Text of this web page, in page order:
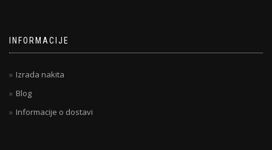
INFORMACIJE
Izrada nakita
Blog
Informacije o dostavi